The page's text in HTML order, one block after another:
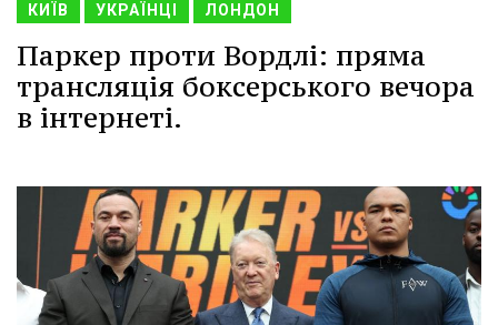
КИЇВ УКРАЇНЦІ ЛОНДОН
Паркер проти Вордлі: пряма
трансляція боксерського вечора
в інтернеті.